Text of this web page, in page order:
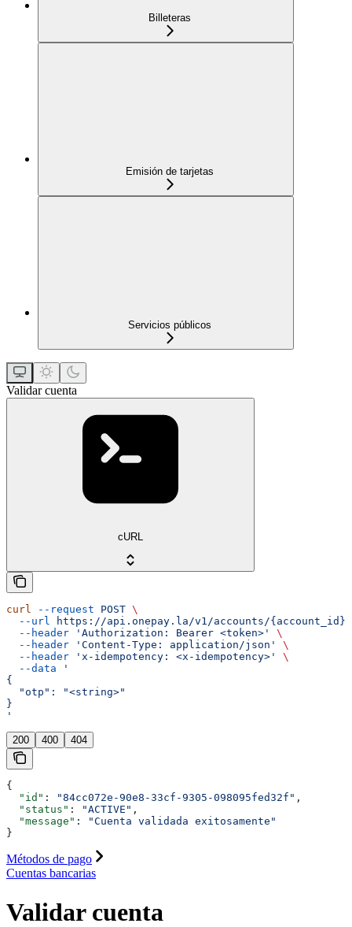
Billeteras
Emisión de tarjetas
Servicios públicos
Validar cuenta
cURL
curl --request POST \
  --url
https://api.onepay.la/v1/accounts/
  --header
'Authorization: Bearer <token>'
\
  --header
'Content-Type: application/json'
\
  --header
'x-idempotency: <x-idempotency>'
\
  --data
'
{
  "otp": "<string>"
}
'
200 400 404
{
  "id"
: "84cc072e-90e8-33cf-9305-098095fed32f" ,
  "status"
: "ACTIVE" ,
  "message"
:
"Cuenta validada exitosamente"
}
Métodos de pago
Cuentas bancarias
Validar cuenta